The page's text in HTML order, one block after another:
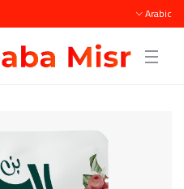
Arabic